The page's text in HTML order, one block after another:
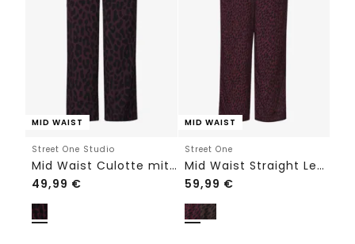
MID WAIST
Street One Studio
Mid Waist Culotte mit Leo-Muster
49,99 €
MID WAIST
Street One
Mid Waist Straight Leg Hose mit Print
59,99 €